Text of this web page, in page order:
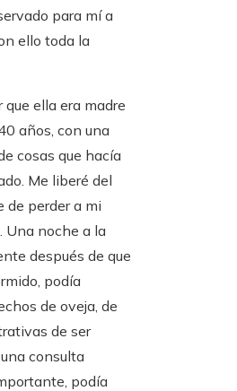
para mí a
ello toda la
ella era madre
años, con una
cosas que hacía
Me liberé del
de perder a mi
Una noche a la
después de que
podía
de oveja, de
de ser
consulta
podía